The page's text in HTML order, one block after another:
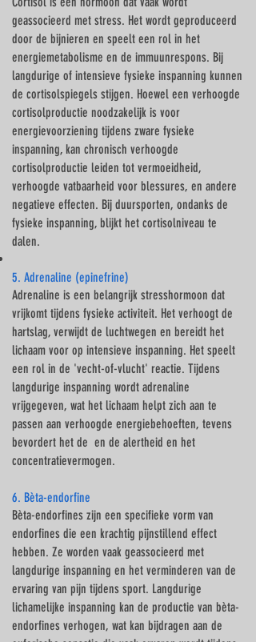
geassocieerd met stress. Het wordt geproduceerd
door de bijnieren en speelt een rol in het
energiemetabolisme en de immuunrespons. Bij
langdurige of intensieve fysieke inspanning kunnen
de cortisolspiegels stijgen. Hoewel een verhoogde
cortisolproductie noodzakelijk is voor
energievoorziening tijdens zware fysieke
inspanning, kan chronisch verhoogde
cortisolproductie leiden tot vermoeidheid,
verhoogde vatbaarheid voor blessures, en andere
negatieve effecten. Bij duursporten, ondanks de
fysieke inspanning, blijkt het cortisolniveau te
dalen.
5. Adrenaline (epinefrine)
Adrenaline is een belangrijk stresshormoon dat
vrijkomt tijdens fysieke activiteit. Het verhoogt de
hartslag, verwijdt de luchtwegen en bereidt het
lichaam voor op intensieve inspanning. Het speelt
een rol in de 'vecht-of-vlucht' reactie. Tijdens
langdurige inspanning wordt adrenaline
vrijgegeven, wat het lichaam helpt zich aan te
passen aan verhoogde energiebehoeften, tevens
bevordert het de en de alertheid en het
concentratievermogen.
6. Bèta-endorfine
Bèta-endorfines zijn een specifieke vorm van
endorfines die een krachtig pijnstillend effect
hebben. Ze worden vaak geassocieerd met
langdurige inspanning en het verminderen van de
ervaring van pijn tijdens sport. Langdurige
lichamelijke inspanning kan de productie van bèta-
endorfines verhogen, wat kan bijdragen aan de